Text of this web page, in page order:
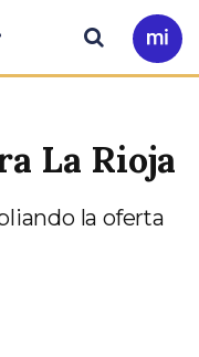
Ir
a
Buscar
La Rioja
la oferta